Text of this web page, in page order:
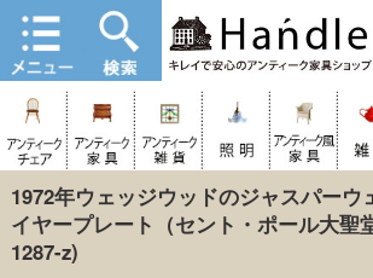
1972年ウェッジウッドのジャスパーウ
イヤープレート（セント・ポール大聖
1287-z)